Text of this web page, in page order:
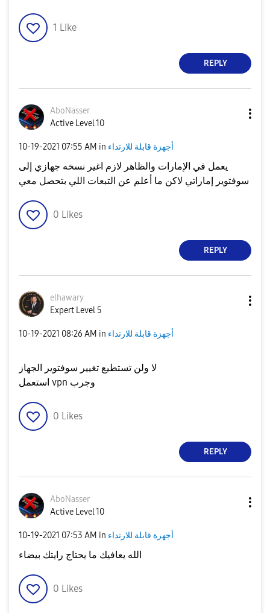
1 Like
REPLY
AboNasser
Active Level 10
‎10-19-2021 07:55 AM in أجهزة قابلة للارتداء
يعمل في الإمارات والظاهر لازم اغير نسخه جهازي إلى
سوفتوير إماراتي لاكن ما أعلم عن التبعات اللي بتحصل معي
0 Likes
REPLY
elhawary
Expert Level 5
‎10-19-2021 08:26 AM in أجهزة قابلة للارتداء
لا ولن تستطيع تغيير سوفتوير الجهاز
استعمل vpn وجرب
0 Likes
REPLY
AboNasser
Active Level 10
‎10-19-2021 07:53 AM in أجهزة قابلة للارتداء
الله يعافيك ما يحتاج رايتك بيضاء
0 Likes